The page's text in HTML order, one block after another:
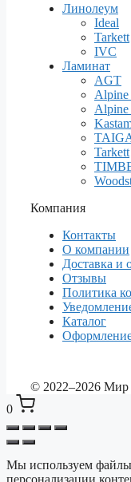
Линолеум
Ideal
Tarkett
IVC
Ламинат
AGT
Alpine
Alpine
Tarkett
Компания
Контакты
О компании
Доставка и
Отзывы
Политика
Каталог
Оформление
© 2022–2026 Мир
0
Выберите
Мы используем файлы
персонализации